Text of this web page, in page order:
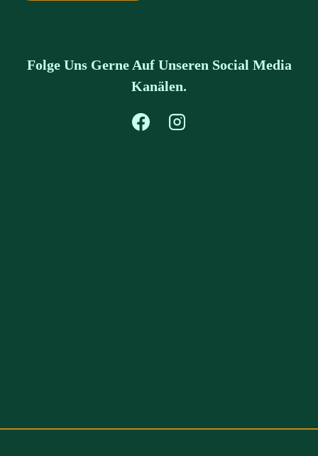
Folge Uns Gerne Auf Unseren Social Media
Kanälen.